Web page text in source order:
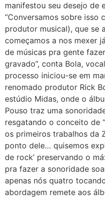
manifestou seu desejo de
“Conversamos sobre isso
produtor musical), que se
começamos a nos mexer
de músicas pra gente
gravado”, conta Bola,
processo iniciou-se em
renomado produtor Rick
estúdio Midas, onde o
Pouso traz uma
resgatando o conceito de
os primeiros trabalhos da
ponto dele… quisemos
de rock’ preservando o
pra fazer a sonoridade
apenas nós quatro
abordagem remete aos